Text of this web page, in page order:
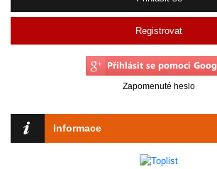
Registrovat
Zapomenuté heslo
Informace